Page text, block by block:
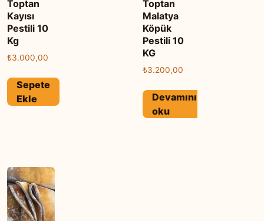
Toptan
Kayısı
Pestili 10
Kg
₺3.000,00
Sepete
Ekle
Toptan
Malatya
Köpük
Pestili 10
KG
₺3.200,00
Devamını
oku